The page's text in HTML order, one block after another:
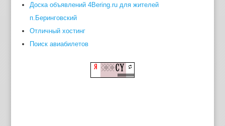
Доска объявлений 4Bering.ru для жителей
п.Беринговский
Отличный хостинг
Поиск авиабилетов